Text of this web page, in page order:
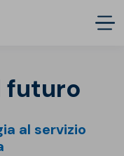
futuro
al servizio